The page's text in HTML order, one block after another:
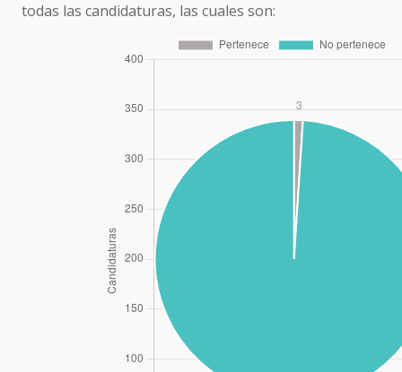
todas las candidaturas, las cuales son: